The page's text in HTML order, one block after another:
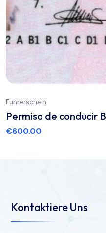
Führerschein
Permiso de conducir B
€600.00
Kontaktiere Uns